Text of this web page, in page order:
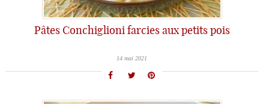
Pâtes Conchiglioni farcies aux petits pois
14 mai 2021